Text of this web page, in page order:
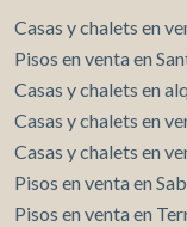
Casas y chalets en
Pisos en venta en
Casas y chalets en
Casas y chalets en
Casas y chalets en
Pisos en venta en
Pisos en venta en